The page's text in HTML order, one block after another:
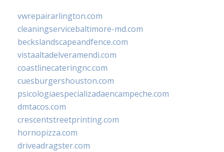
vwrepairarlington.com
cleaningservicebaltimore-md.com
beckslandscapeandfence.com
vistaaltadelveramendi.com
coastlinecateringnc.com
cuesburgershouston.com
psicologiaespecializadaencampeche.com
dmtacos.com
crescentstreetprinting.com
hornopizza.com
driveadragster.com